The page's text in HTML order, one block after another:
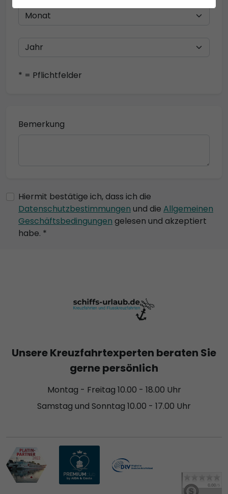
* = Pflichtfelder
Bemerkung
Hiermit bestätige ich, dass ich die
Datenschutzbestimmungen und die Allgemeinen
Geschäftsbedingungen gelesen und akzeptiert
habe. *
Unsere Kreuzfahrtexperten beraten Sie
gerne persönlich
Montag - Freitag 10.00 - 18.00 Uhr
Samstag und Sonntag 10.00 - 17.00 Uhr